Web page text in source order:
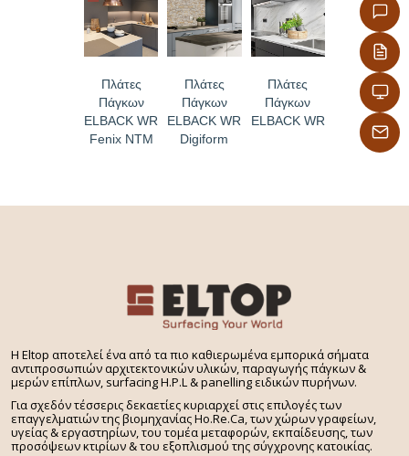
-Με δυνατότητα εύκολου καθημερινού καθαρισμού
με όλες τις κοινές οικιακές χημικές ουσίες
-Με επιφάνεια χωρίς πόρους, απόλυτα υγιεινή
Πλάτες
Πάγκων
ELBACK WR
Fenix NTM
Πλάτες
Πάγκων
ELBACK WR
Digiform
Πλάτες
Πάγκων
ELBACK WR
H Eltop αποτελεί ένα από τα πιο καθιερωμένα εμπορικά σήματα
αντιπροσωπιών αρχιτεκτονικών υλικών, παραγωγής πάγκων &
μερών επίπλων, surfacing H.P.L & panelling ειδικών πυρήνων.
Για σχεδόν τέσσερις δεκαετίες κυριαρχεί στις επιλογές των
επαγγελματιών της βιομηχανίας Ho.Re.Ca, των χώρων γραφείων,
υγείας & εργαστηρίων, του τομέα μεταφορών, εκπαίδευσης, των
προσόψεων κτιρίων & του εξοπλισμού της σύγχρονης κατοικίας.